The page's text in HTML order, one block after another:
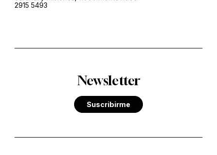
2915 5493
Newsletter
Suscribirme